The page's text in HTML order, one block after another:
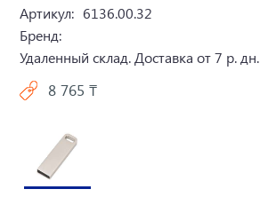
Артикул: 6136.00.32
Бренд:
Удаленный склад. Доставка от 7 р. дн.
8 765 ₸